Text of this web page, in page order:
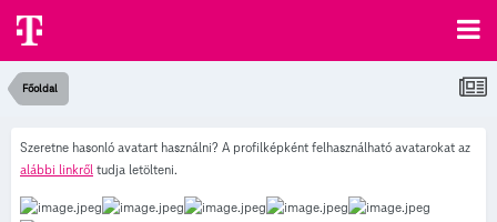
Főoldal
Szeretne hasonló avatart használni? A profilképként felhasználható avatarokat az
alábbi linkről tudja letölteni.